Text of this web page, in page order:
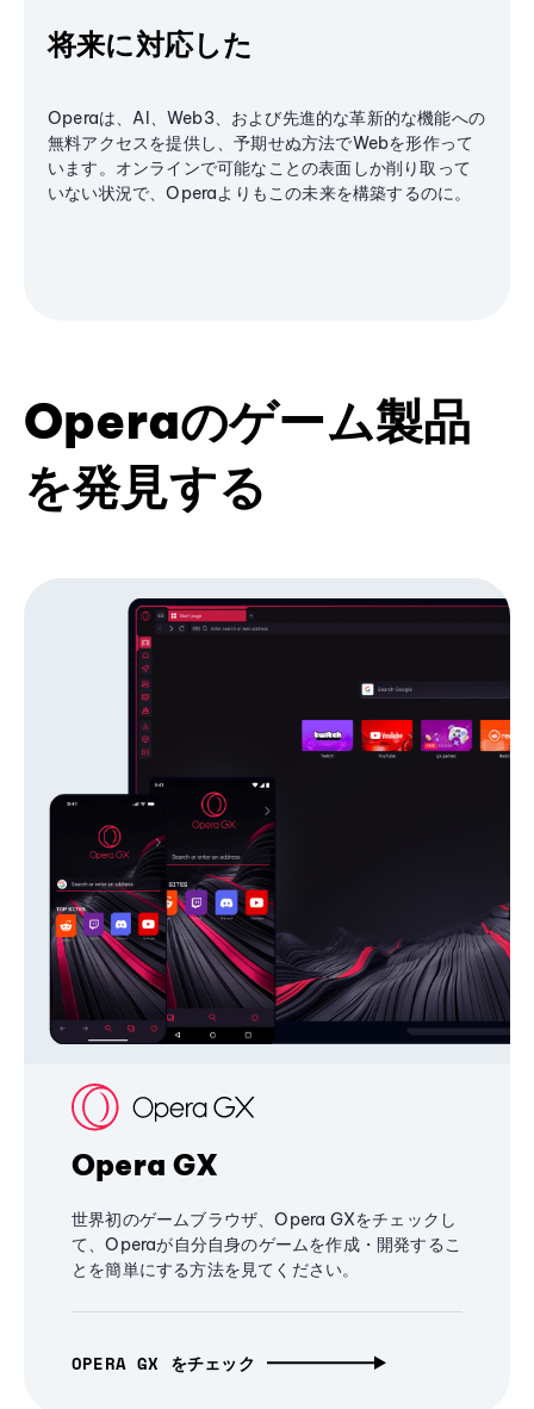
将来に対応した
Operaは、AI、Web3、および先進的な革新的な機能への
無料アクセスを提供し、予期せぬ方法でWebを形作って
います。オンラインで可能なことの表面しか削り取って
いない状況で、Operaよりもこの未来を構築するのに。
Operaのゲーム製品
を発見する
Opera GX
世界初のゲームブラウザ、Opera GXをチェックし
て、Operaが自分自身のゲームを作成・開発するこ
とを簡単にする方法を見てください。
OPERA GX をチェック